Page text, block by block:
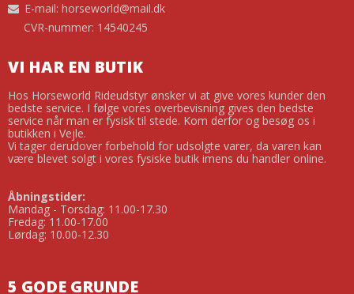
E-mail: horseworld@mail.dk
CVR-nummer: 14540245
VI HAR EN BUTIK
Hos Horseworld Rideudstyr ønsker vi at give vores kunder den
bedste service. I følge vores overbevisning gives den bedste
service når man er fysisk til stede. Kom derfor og besøg os i
butikken i Vejle.
Vi tager derudover forbehold for udsolgte varer, da varen kan
være blevet solgt i vores fysiske butik imens du handler online.
Åbningstider:
Mandag - Torsdag: 11.00-17.30
Fredag: 11.00-17.00
Lørdag: 10.00-12.30
5 GODE GRUNDE